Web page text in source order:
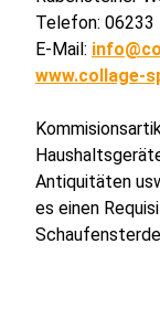
Telefon: 06233
E-Mail:
www.collage-
Antiquitäten
es einen